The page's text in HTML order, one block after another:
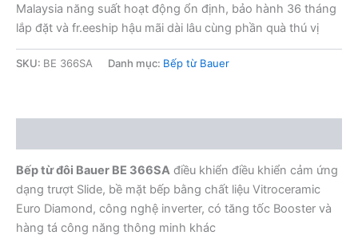
Malaysia năng suất hoạt động ổn định, bảo hành 36 tháng
lắp đặt và fr.eeship hậu mãi dài lâu cùng phần quà thú vị
SKU: BE 366SA Danh mục: Bếp từ Bauer
Bếp từ đôi Bauer BE 366SA điều khiển điều khiển cảm ứng
dạng trượt Slide, bề mặt bếp bằng chất liệu Vitroceramic
Euro Diamond, công nghệ inverter, có tăng tốc Booster và
hàng tá công năng thông minh khác